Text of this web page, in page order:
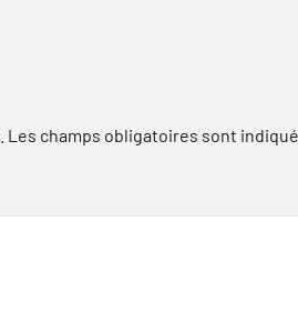
Les champs obligatoires sont